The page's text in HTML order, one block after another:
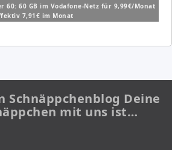
60: 60 GB im Vodafone-Netz für 9,99€/Monat
7,91€ im Monat
Schnäppchenblog Deine
mit uns ist…